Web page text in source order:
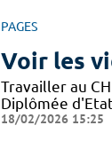
PAGES
Voir les
Travailler au
Diplômée
18/02/2026 15:25